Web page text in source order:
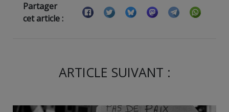
Partager
cet article :
ARTICLE SUIVANT :